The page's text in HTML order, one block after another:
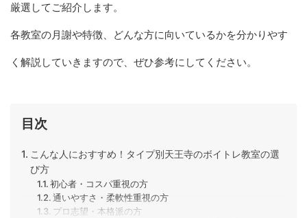
厳選してご紹介します。
各教室の月謝や特徴、どんな方に向いているかを分かりやす
く解説していきますので、ぜひ参考にしてください。
目次
こんな人におすすめ！タイプ別天王寺のボイトレ教室の選
び方
初心者・コスパ重視の方
通いやすさ・柔軟性重視の方
プロ志望・本格派の方